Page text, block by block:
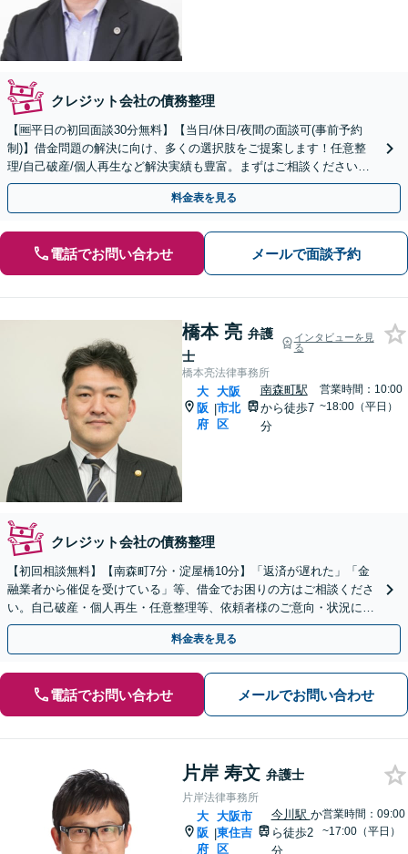
クレジット会社の債務整理
【🆓平日の初回面談30分無料】【当日/休日/夜間の面談可(事前予約
制)】借金問題の解決に向け、多くの選択肢をご提案します！任意整
理/自己破産/個人再生など解決実績も豊富。まずはご相談ください！
【弁護士歴20年以上】
料金表を見る
電話でお問い合わせ メールで面談予約
橋本 亮 弁護
士
インタビューを見
る
橋本亮法律事務所
大
阪
府
|
大阪
市北
区
南森町駅
から徒歩7
分
営業時間：10:00
~18:00（平日）
クレジット会社の債務整理
【初回相談無料】【南森町7分・淀屋橋10分】「返済が遅れた」「金
融業者から催促を受けている」等、借金でお困りの方はご相談くださ
い。自己破産・個人再生・任意整理等、依頼者様のご意向・状況に合
わせた解決策をご提案します。法人破産も承ります。
料金表を見る
電話でお問い合わせ メールでお問い合わせ
片岸 寿文 弁護士
片岸法律事務所
大
阪
府
|
大阪市
東住吉
区
今川駅 か
ら徒歩2
分
営業時間：09:00
~17:00（平日）